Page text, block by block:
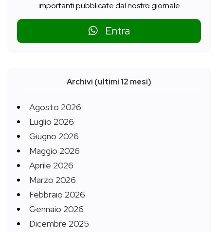
importanti pubblicate dal nostro giornale
Entra
Archivi (ultimi 12 mesi)
Agosto 2026
Luglio 2026
Giugno 2026
Maggio 2026
Aprile 2026
Marzo 2026
Febbraio 2026
Gennaio 2026
Dicembre 2025